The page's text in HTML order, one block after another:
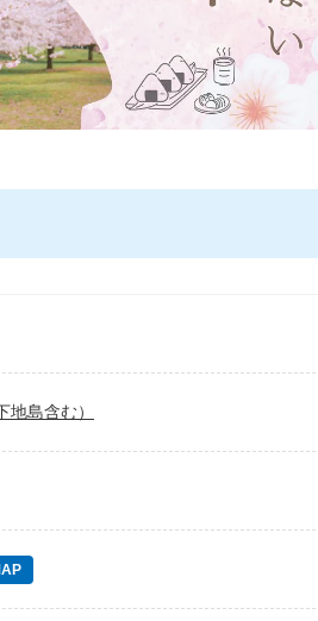
島含む）